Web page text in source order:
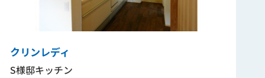
クリンレディ
S様邸キッチン